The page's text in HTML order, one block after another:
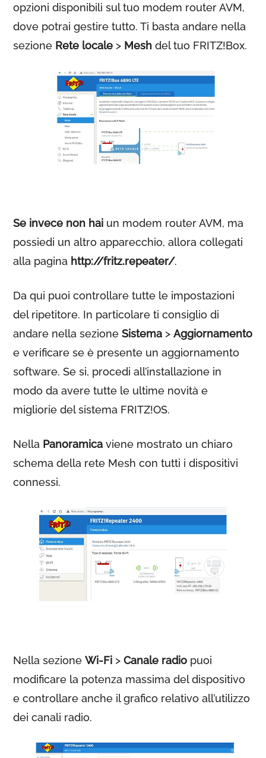
opzioni disponibili sul tuo modem router AVM,
dove potrai gestire tutto. Ti basta andare nella
sezione Rete locale > Mesh del tuo FRITZ!Box.
Se invece non hai un modem router AVM, ma
possiedi un altro apparecchio, allora collegati
alla pagina http://fritz.repeater/.
Da qui puoi controllare tutte le impostazioni
del ripetitore. In particolare ti consiglio di
andare nella sezioneSistema >Aggiornamento
e verificare se è presente un aggiornamento
software. Se si, procedi all’installazione in
modo da avere tutte le ultime novità e
migliorie del sistema FRITZ!OS.
Nella Panoramica viene mostrato un chiaro
schema della rete Mesh con tutti i dispositivi
connessi.
Nella sezioneWi-Fi >Canale radio puoi
modificare la potenza massima del dispositivo
e controllare anche il grafico relativo all’utilizzo
dei canali radio.